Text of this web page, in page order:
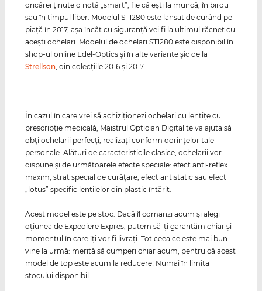
oricărei ţinute o notă „smart”, fie că eşti la muncă, în birou
sau în timpul liber. Modelul ST1280 este lansat de curând pe
piaţă în 2017, aşa încât cu siguranţă vei fi la ultimul răcnet cu
aceşti ochelari. Modelul de ochelari ST1280 este disponibil în
shop-ul online Edel-Optics şi în alte variante şic de la
Strellson, din colecţiile 2016 şi 2017.
În cazul în care vrei să achiziţionezi ochelari cu lentiţe cu
prescripţie medicală, Maistrul Optician Digital te va ajuta să
obţi ochelarii perfecţi, realizaţi conform dorinţelor tale
personale. Alături de caracteristicile clasice, ochelarii vor
dispune şi de următoarele efecte speciale: efect anti-reflex
maxim, strat special de curăţare, efect antistatic sau efect
„lotus” specific lentilelor din plastic întărit.
Acest model este pe stoc. Dacă îl comanzi acum şi alegi
oţiunea de Expediere Expres, putem să-ţi garantăm chiar şi
momentul în care îţi vor fi livraţi. Tot ceea ce este mai bun
vine la urmă: merită să cumperi chiar acum, pentru că acest
model de top este acum la reducere! Numai în limita
stocului disponibil.